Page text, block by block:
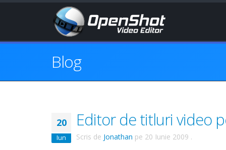
Blog
20
Iun
Editor de titluri video
Scris de Jonathan pe 20 Iunie 2009 .